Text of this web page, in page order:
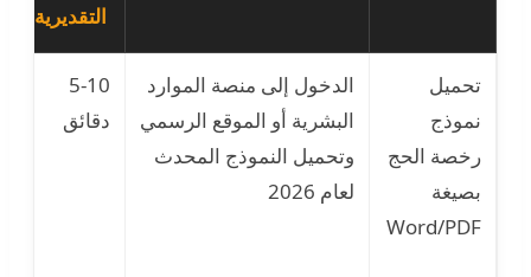
التقديرية
تحميل
نموذج
رخصة الحج
بصيغة
Word/PDF
الدخول إلى منصة الموارد
البشرية أو الموقع الرسمي
وتحميل النموذج المحدث
لعام 2026
5-10
دقائق